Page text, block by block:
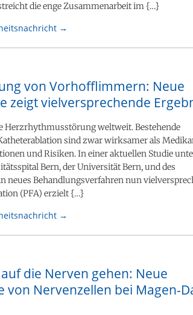
die enge Zusammenarbeit im {…}
→
von Vorhofflimmern: Neue
zeigt vielversprechende
weltweit. Bestehende
sind zwar wirksamer als
und Risiken. In einer aktuellen Studie
Bern, der Universität Bern, und des
neues Behandlungsverfahren nun
(PFA) erzielt {…}
→
die Nerven gehen: Neue
von Nervenzellen bei Magen-